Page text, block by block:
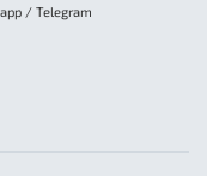
/ Telegram